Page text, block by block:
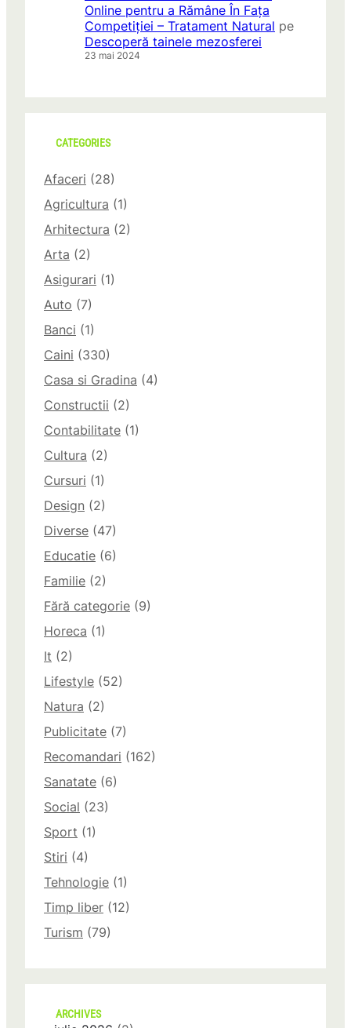
Online pentru a Rămâne În Fața
Competiției – Tratament Natural pe
Descoperă tainele mezosferei
23 mai 2024
CATEGORIES
Afaceri (28)
Agricultura (1)
Arhitectura (2)
Arta (2)
Asigurari (1)
Auto (7)
Banci (1)
Caini (330)
Casa si Gradina (4)
Constructii (2)
Contabilitate (1)
Cultura (2)
Cursuri (1)
Design (2)
Diverse (47)
Educatie (6)
Familie (2)
Fără categorie (9)
Horeca (1)
It (2)
Lifestyle (52)
Natura (2)
Publicitate (7)
Recomandari (162)
Sanatate (6)
Social (23)
Sport (1)
Stiri (4)
Tehnologie (1)
Timp liber (12)
Turism (79)
ARCHIVES